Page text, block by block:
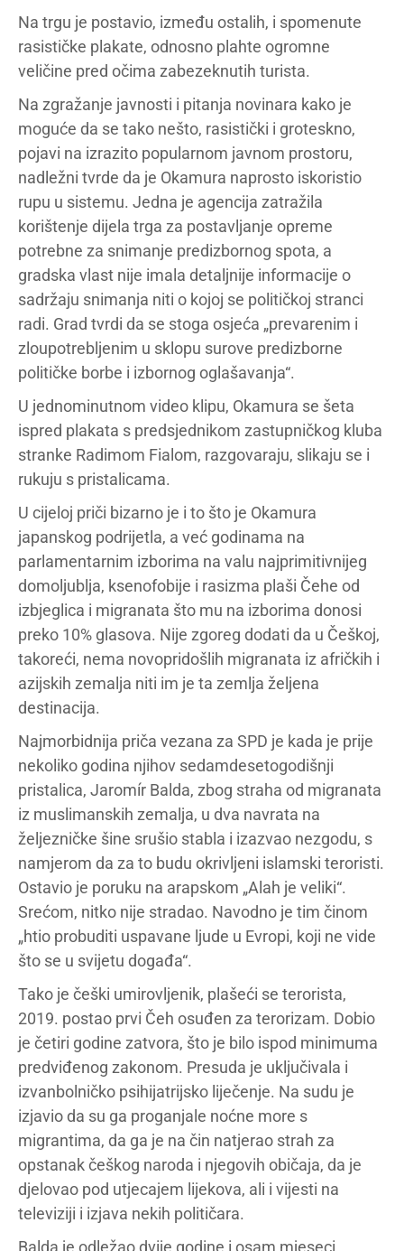
Na trgu je postavio, između ostalih, i spomenute
rasističke plakate, odnosno plahte ogromne
veličine pred očima zabezeknutih turista.
Na zgražanje javnosti i pitanja novinara kako je
moguće da se tako nešto, rasistički i groteskno,
pojavi na izrazito popularnom javnom prostoru,
nadležni tvrde da je Okamura naprosto iskoristio
rupu u sistemu. Jedna je agencija zatražila
korištenje dijela trga za postavljanje opreme
potrebne za snimanje predizbornog spota, a
gradska vlast nije imala detaljnije informacije o
sadržaju snimanja niti o kojoj se političkoj stranci
radi. Grad tvrdi da se stoga osjeća „prevarenim i
zloupotrebljenim u sklopu surove predizborne
političke borbe i izbornog oglašavanja“.
U jednominutnom video klipu, Okamura se šeta
ispred plakata s predsjednikom zastupničkog kluba
stranke Radimom Fialom, razgovaraju, slikaju se i
rukuju s pristalicama.
U cijeloj priči bizarno je i to što je Okamura
japanskog podrijetla, a već godinama na
parlamentarnim izborima na valu najprimitivnijeg
domoljublja, ksenofobije i rasizma plaši Čehe od
izbjeglica i migranata što mu na izborima donosi
preko 10% glasova. Nije zgoreg dodati da u Češkoj,
takoreći, nema novopridošlih migranata iz afričkih i
azijskih zemalja niti im je ta zemlja željena
destinacija.
Najmorbidnija priča vezana za SPD je kada je prije
nekoliko godina njihov sedamdesetogodišnji
pristalica, Jaromír Balda, zbog straha od migranata
iz muslimanskih zemalja, u dva navrata na
željezničke šine srušio stabla i izazvao nezgodu, s
namjerom da za to budu okrivljeni islamski teroristi.
Ostavio je poruku na arapskom „Alah je veliki“.
Srećom, nitko nije stradao. Navodno je tim činom
„htio probuditi uspavane ljude u Evropi, koji ne vide
što se u svijetu događa“.
Tako je češki umirovljenik, plašeći se terorista,
2019. postao prvi Čeh osuđen za terorizam. Dobio
je četiri godine zatvora, što je bilo ispod minimuma
predviđenog zakonom. Presuda je uključivala i
izvanbolničko psihijatrijsko liječenje. Na sudu je
izjavio da su ga proganjale noćne more s
migrantima, da ga je na čin natjerao strah za
opstanak češkog naroda i njegovih običaja, da je
djelovao pod utjecajem lijekova, ali i vijesti na
televiziji i izjava nekih političara.